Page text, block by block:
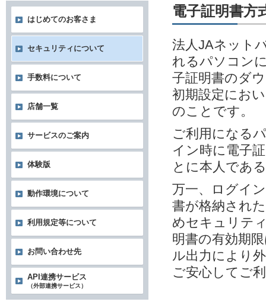
電子証明書方
法人JAネット
れるパソコン
子証明書のダ
初期設定にお
のことです。
ご利用になる
イン時に電子
とに本人であ
万一、ログイ
書が格納され
めセキュリテ
明書の有効期
ル出力により
ご安心してご
はじめてのお客さま
セキュリティについて
手数料について
店舗一覧
サービスのご案内
体験版
動作環境について
利用規定等について
お問い合わせ先
API連携サービス
（外部連携サービス）